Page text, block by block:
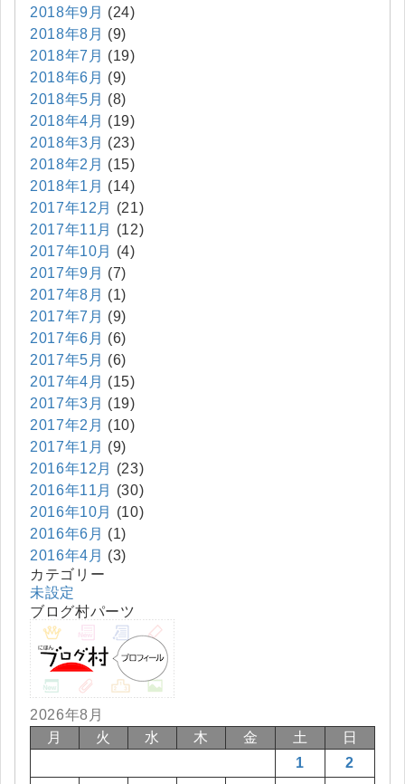
2018年9月 (24)
2018年8月 (9)
2018年7月 (19)
2018年6月 (9)
2018年5月 (8)
2018年4月 (19)
2018年3月 (23)
2018年2月 (15)
2018年1月 (14)
2017年12月
(21)
2017年11月
(12)
2017年10月
(4)
2017年9月 (7)
2017年8月 (1)
2017年7月 (9)
2017年6月 (6)
2017年5月 (6)
2017年4月 (15)
2017年3月 (19)
2017年2月 (10)
2017年1月 (9)
2016年12月
(23)
2016年11月
(30)
2016年10月
(10)
2016年6月 (1)
2016年4月 (3)
カテゴリー
未設定
ブログ村パーツ
2026年8月
月
火 水 木 金 土
日
1
2